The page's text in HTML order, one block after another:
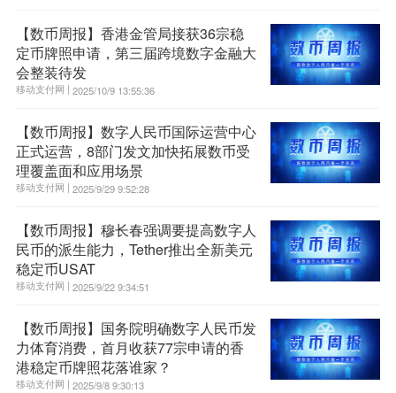
【数币周报】香港金管局接获36宗稳
定币牌照申请，第三届跨境数字金融大
会整装待发
移动支付网 | 2025/10/9 13:55:36
【数币周报】数字人民币国际运营中心
正式运营，8部门发文加快拓展数币受
理覆盖面和应用场景
移动支付网 | 2025/9/29 9:52:28
【数币周报】穆长春强调要提高数字人
民币的派生能力，Tether推出全新美元
稳定币USAT
移动支付网 | 2025/9/22 9:34:51
【数币周报】国务院明确数字人民币发
力体育消费，首月收获77宗申请的香
港稳定币牌照花落谁家？
移动支付网 | 2025/9/8 9:30:13